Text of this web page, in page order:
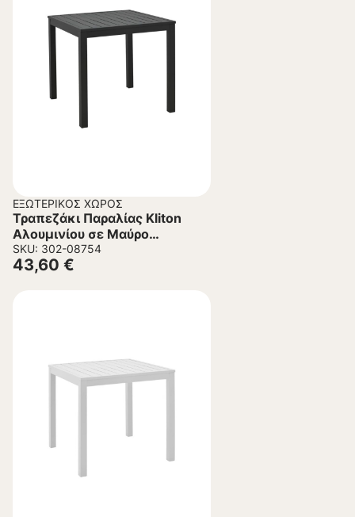
ΕΞΩΤΕΡΙΚΌΣ ΧΏΡΟΣ
Τραπεζάκι Παραλίας Kliton
Αλουμινίου σε Μαύρο
45x45x41εκ.
SKU: 302-08754
43,60 €